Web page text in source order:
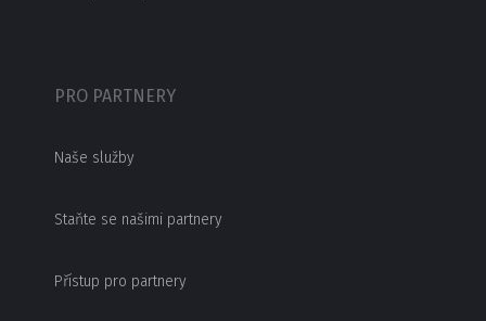
PRO PARTNERY
Naše služby
Staňte se našimi partnery
Přístup pro partnery